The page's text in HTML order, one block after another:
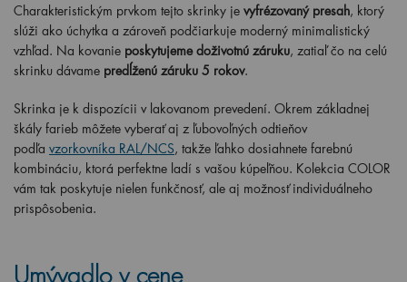
Charakteristickým prvkom tejto skrinky je vyfrézovaný presah, ktorý
slúži ako úchytka a zároveň podčiarkuje moderný minimalistický
vzhľad. Na kovanie poskytujeme doživotnú záruku, zatiaľ čo na celú
skrinku dávame predĺženú záruku 5 rokov.
Skrinka je k dispozícii v lakovanom prevedení. Okrem základnej
škály farieb môžete vyberať aj z ľubovoľných odtieňov
podľa vzorkovníka RAL/NCS, takže ľahko dosiahnete farebnú
kombináciu, ktorá perfektne ladí s vašou kúpeľňou. Kolekcia COLOR
vám tak poskytuje nielen funkčnosť, ale aj možnosť individuálneho
prispôsobenia.
Umývadlo v cene